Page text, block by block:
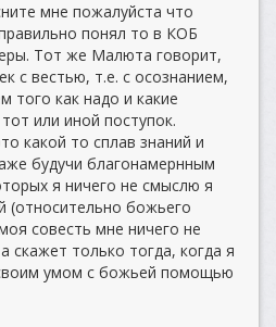
мне пожалуйста что
понял то в КОБ
Тот же Малюта говорит,
с вестью, т.е. с осознанием,
того как надо и какие
или иной поступок.
какой то сплав знаний и
будучи благонамернным
я ничего не смыслю я
(относительно божьего
совесть мне ничего не
скажет только тогда, когда я
умом с божьей помощью